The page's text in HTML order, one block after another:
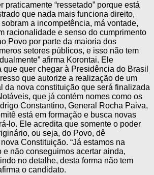
praticamente “ressetado” porque está
que nada mais funciona direito,
a incompetência, má vontade,
racionalidade e senso do cumprimento
Povo por parte da maioria dos
setores públicos, e isso não tem
afirma Korontai. Ele
quer chegar à Presidência do Brasil
que autorize a realização de um
da nova constituição que será finalizada
que já contém nomes como os
Constantino, General Rocha Paiva,
está em formação e busca novas
lo. Ele acredita que somente o poder
ou seja, do Povo, dê
Constituição. “Já estamos na
e não conseguimos acertar ainda,
no detalhe, desta forma não tem
o candidato.